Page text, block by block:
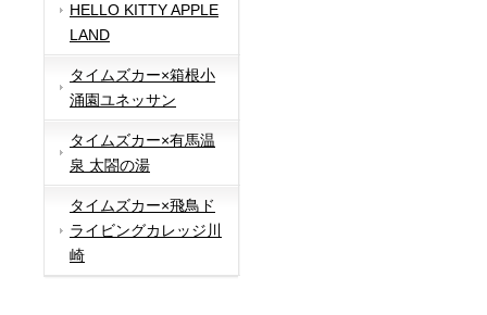
HELLO KITTY APPLE
LAND
タイムズカー×箱根小
涌園ユネッサン
タイムズカー×有馬温
泉 太閤の湯
タイムズカー×飛鳥ド
ライビングカレッジ川
崎